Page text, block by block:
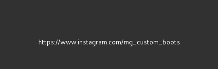
https://www.instagram.com/mg_custom_boots